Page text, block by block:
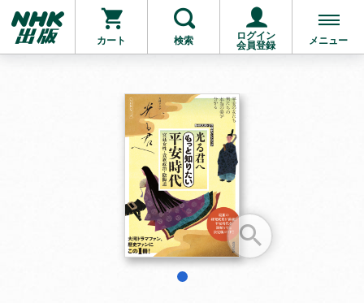
カート 検索
ログイン
会員登録
メニュー
お支払いに進む
他にも商品を買う